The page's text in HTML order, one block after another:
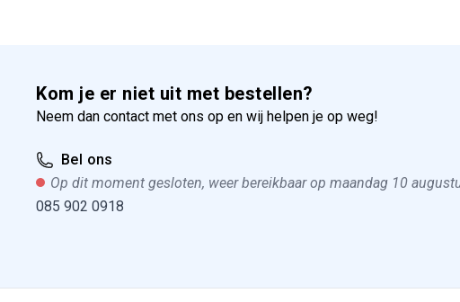
Kom je er niet uit met bestellen?
Neem dan contact met ons op en wij helpen je op weg!
Bel ons
Op dit moment gesloten, weer bereikbaar op maandag 10
085 902 0918